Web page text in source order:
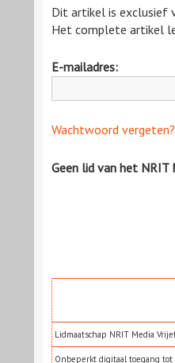
Dit artikel is exclusief
Het complete artikel
E-mailadres:
Wachtwoord vergeten?
Geen lid van het
Lidmaatschap NRIT Media
Onbeperkt digitaal toegang